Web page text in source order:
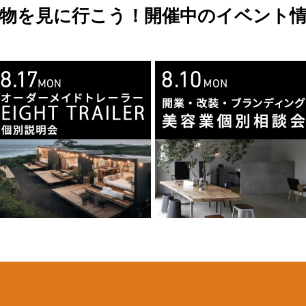
を見に行こう！開催中のイベント